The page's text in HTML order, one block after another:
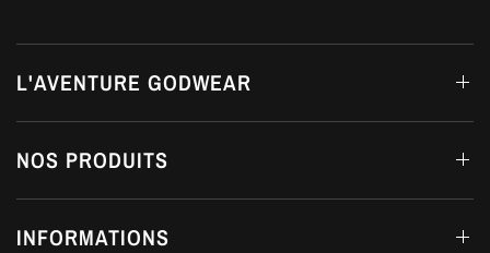
L'AVENTURE GODWEAR
NOS PRODUITS
INFORMATIONS